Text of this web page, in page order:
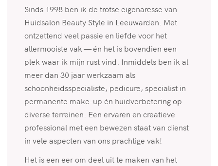
Sinds 1998 ben ik de trotse eigenaresse van
Huidsalon Beauty Style in Leeuwarden. Met
ontzettend veel passie en liefde voor het
allermooiste vak — én het is bovendien een
plek waar ik mijn rust vind. Inmiddels ben ik al
meer dan 30 jaar werkzaam als
schoonheidsspecialiste, pedicure, specialist in
permanente make-up én huidverbetering op
diverse terreinen. Een ervaren en creatieve
professional met een bewezen staat van dienst
in vele aspecten van ons prachtige vak!
Het is een eer om deel uit te maken van het